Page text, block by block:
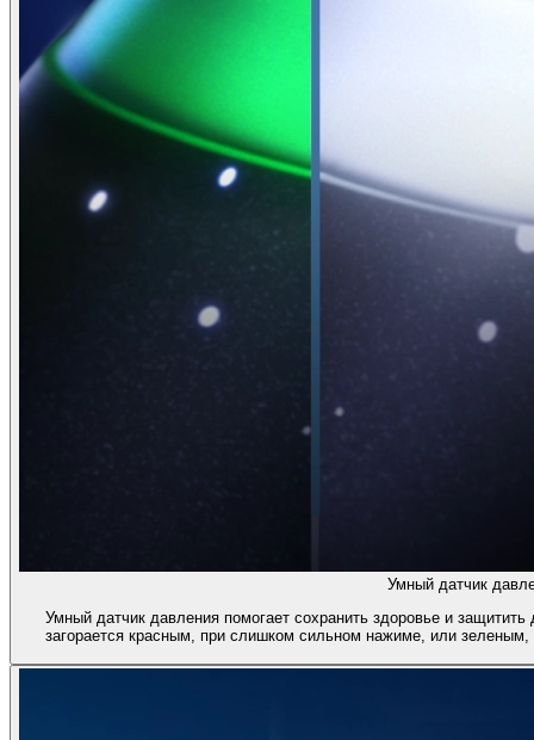
Умный датчик
Умный датчик давления помогает сохранить здоровье и
загорается красным, при слишком сильном нажиме, или